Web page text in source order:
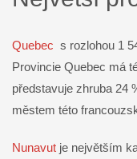
Quebec s rozlohou 1
Provincie Quebec má
představuje zhruba 24
městem této
Nunavut je největším